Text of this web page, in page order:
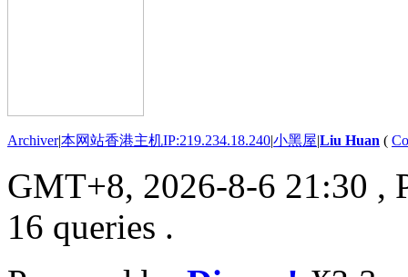
Archiver|本网站香港主机IP:219.234.18.240|小黑屋|Liu Huan (
GMT+8, 2026-8-6 21:30 ,
16 queries .